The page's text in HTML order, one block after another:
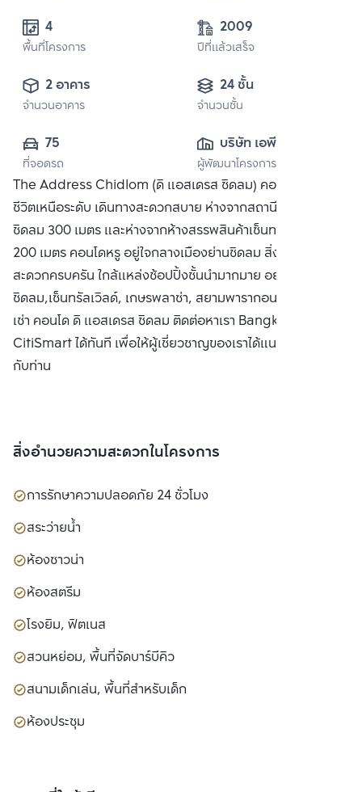
4
พื้นที่โครงการ
2009
ปีที่แล้วเสร็จ
2 อาคาร
จำนวนอาคาร
24 ชั้น
จำนวนชั้น
75
ที่จอดรถ
บริษัท เอพี (ไทย
แลนด์)
จำกัด(มหาชน)
ผู้พัฒนาโครงการ
The Address Chidlom (ดิ แอสเดรส ชิดลม) คอนโดที่ให้คุณใช้
ชีวิตเหนือระดับ เดินทางสะดวกสบาย ห่างจากสถานีรถไฟฟ้า BTS
ชิดลม 300 เมตร และห่างจากห้างสรรพสินค้าเซ็นทรัล ชิดลม
200 เมตร คอนโดหรู อยู่ใจกลางเมืองย่านชิดลม สิ่งอำนวย
สะดวกครบครัน ใกล้แหล่งช้อปปิ้งชั้นนำมากมาย อย่าง เซ็นทรัล
ชิดลม,เซ็นทรัลเวิลด์, เกษรพลาซ่า, สยามพารากอน ซื้อ ขาย หรือ
เช่า คอนโด ดิ แอสเดรส ชิดลม ติดต่อหาเรา Bangkok
CitiSmart ได้ทันที เพื่อให้ผู้เชี่ยวชาญของเราได้แนะนำคอนโดให้
กับท่าน
สิ่งอำนวยความสะดวกในโครงการ
การรักษาความปลอดภัย 24 ชั่วโมง
สระว่ายน้ำ
ห้องซาวน่า
ห้องสตรีม
โรงยิม, ฟิตเนส
สวนหย่อม, พื้นที่จัดบาร์บีคิว
สนามเด็กเล่น, พื้นที่สำหรับเด็ก
ห้องประชุม